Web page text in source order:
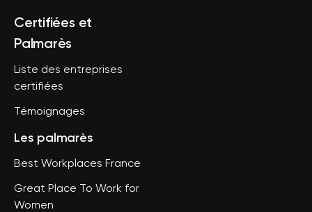
Certifiées et
Palmarès
Liste des entreprises
certifiées
Témoignages
Les palmarès
Best Workplaces France
Great Place To Work for
Women